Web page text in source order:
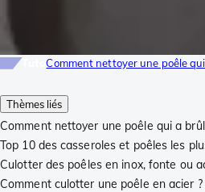
Thèmes liés
Comment nettoyer une poêle qui a
Top 10 des casseroles et poêles les
Culotter des poêles en inox, fonte ou
Comment culotter une poêle en acier ?
TutoComment nettoyer une poêle